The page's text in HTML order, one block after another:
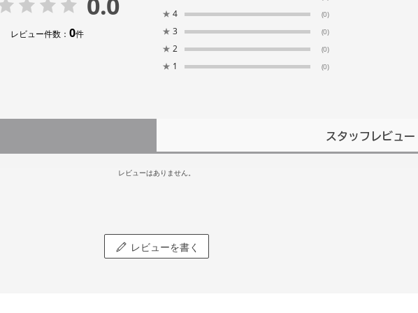
レビュー件数： 0件
★ 4 (0)
★ 3 (0)
★ 2 (0)
★ 1 (0)
スタッフレビュー
レビューはありません。
レビューを書く